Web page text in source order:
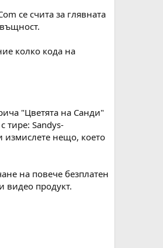
се счита за глявната
колко кода на
"Цветята на Санди"
тире: Sandys-
измислете нещо, което
на повече безплатен
видео продукт.